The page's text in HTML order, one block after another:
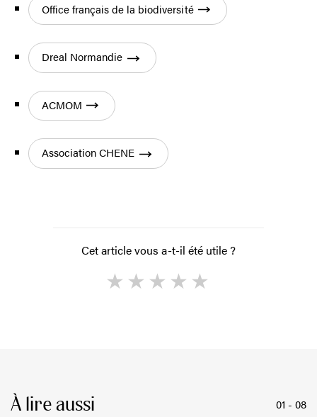
Office français de la biodiversité
Dreal Normandie
ACMOM
Association CHENE
Cet article vous a-t-il été utile ?
4
3
2
1
À lire aussi 01 - 08